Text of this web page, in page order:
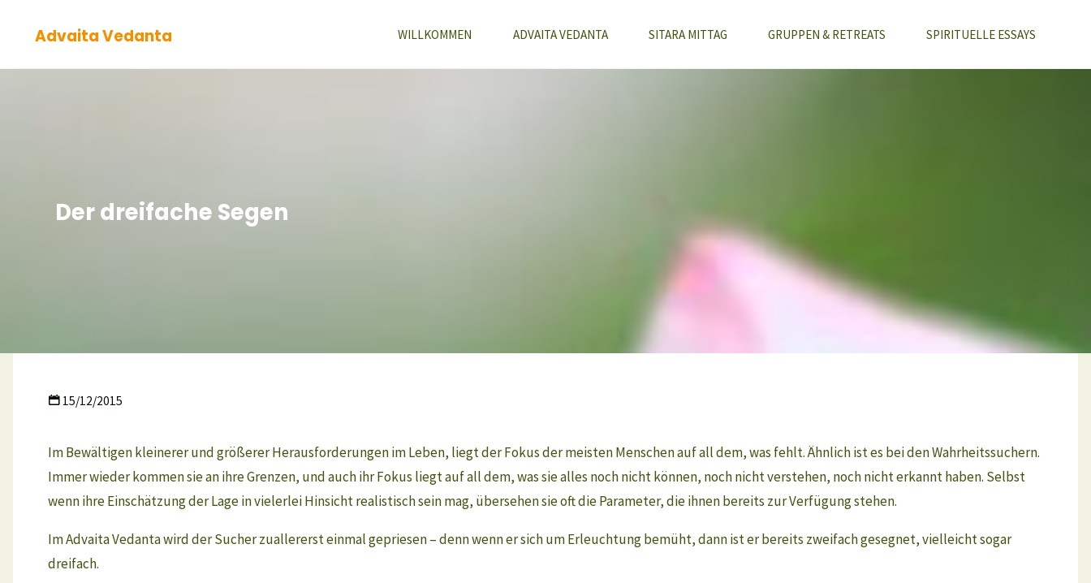
Advaita Vedanta WILLKOMMEN ADVAITA VEDANTA SITARA MITTAG GRUPPEN & RETREATS SPIRITUELLE ESSAYS
Der dreifache Segen
15/12/2015
Im Bewältigen kleinerer und größerer Herausforderungen im Leben, liegt der Fokus der meisten Menschen auf all dem, was fehlt. Ähnlich ist es bei den Wahrheitssuchern.
Immer wieder kommen sie an ihre Grenzen, und auch ihr Fokus liegt auf all dem, was sie alles noch nicht können, noch nicht verstehen, noch nicht erkannt haben. Selbst
wenn ihre Einschätzung der Lage in vielerlei Hinsicht realistisch sein mag, übersehen sie oft die Parameter, die ihnen bereits zur Verfügung stehen.
Im Advaita Vedanta wird der Sucher zuallererst einmal gepriesen – denn wenn er sich um Erleuchtung bemüht, dann ist er bereits zweifach gesegnet, vielleicht sogar
dreifach.